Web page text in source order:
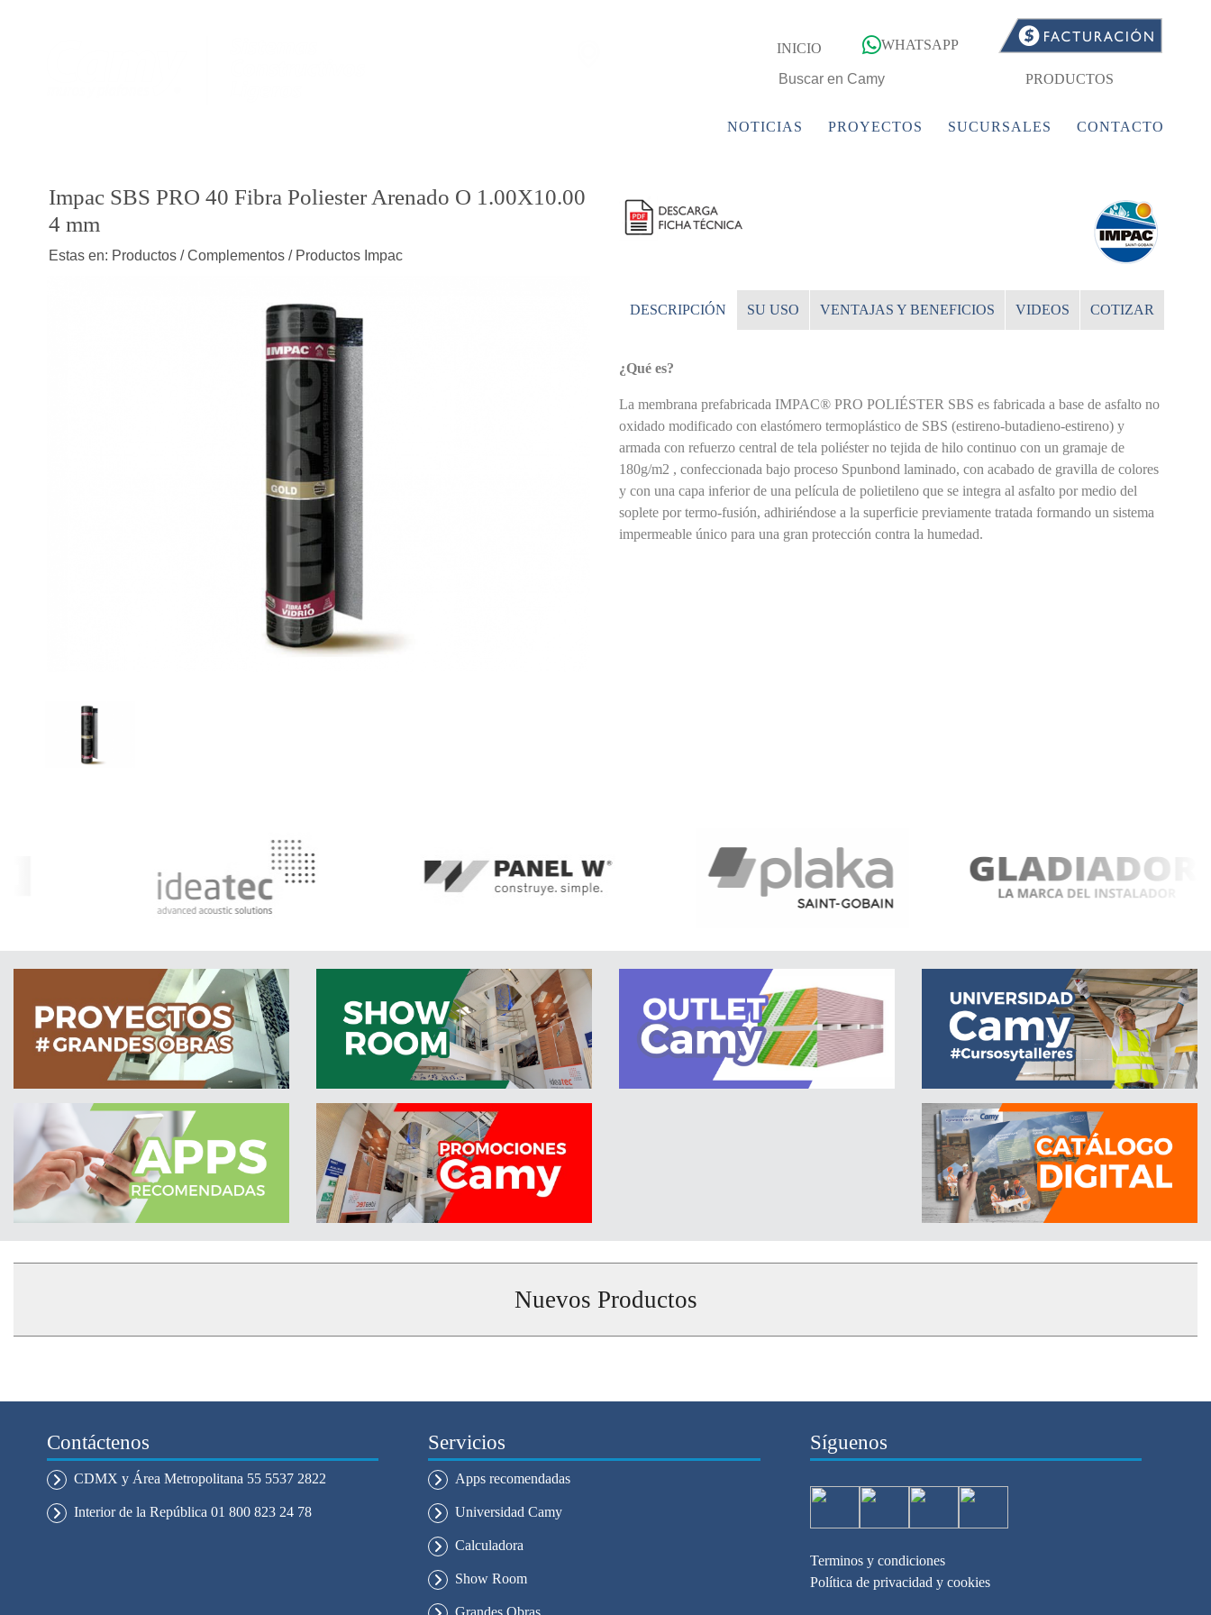
INICIO WHATSAPP
PRODUCTOS
NOTICIAS PROYECTOS SUCURSALES CONTACTO
Impac SBS PRO 40 Fibra Poliester Arenado O 1.00X10.00
4 mm
Estas en: Productos / Complementos / Productos Impac
DESCRIPCIÓN SU USO VENTAJAS Y BENEFICIOS VIDEOS COTIZAR
¿Qué es?
La membrana prefabricada IMPAC® PRO POLIÉSTER SBS es fabricada a base de asfalto no
oxidado modificado con elastómero termoplástico de SBS (estireno-butadieno-estireno) y
armada con refuerzo central de tela poliéster no tejida de hilo continuo con un gramaje de
180g/m2 , confeccionada bajo proceso Spunbond laminado, con acabado de gravilla de colores
y con una capa inferior de una película de polietileno que se integra al asfalto por medio del
soplete por termo-fusión, adhiriéndose a la superficie previamente tratada formando un sistema
impermeable único para una gran protección contra la humedad.
Nuevos Productos
Contáctenos
CDMX y Área Metropolitana 55 5537 2822
Interior de la República 01 800 823 24 78
Servicios
Apps recomendadas
Universidad Camy
Calculadora
Show Room
Grandes Obras
Síguenos
Terminos y condiciones
Política de privacidad y cookies